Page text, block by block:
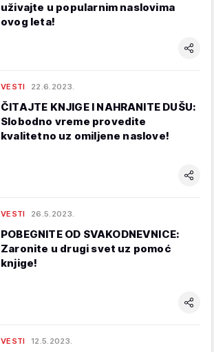
uživajte u popularnim naslovima
ovog leta!
VESTI 22.6.2023.
ČITAJTE KNJIGE I NAHRANITE DUŠU:
Slobodno vreme provedite
kvalitetno uz omiljene naslove!
VESTI 26.5.2023.
POBEGNITE OD SVAKODNEVNICE:
Zaronite u drugi svet uz pomoć
knjige!
VESTI 12.5.2023.